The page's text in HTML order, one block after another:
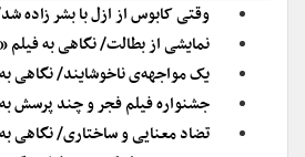
وقتی کابوس از ازل با بشر زاده
نمایشی از بطالت/ نگاهی به فیلم
یک مواجهه‌ی ناخوشایند/ نگاهی
جشنواره فیلم فجر و چند پرسش
تضاد معنایی و ساختاری/ نگاهی